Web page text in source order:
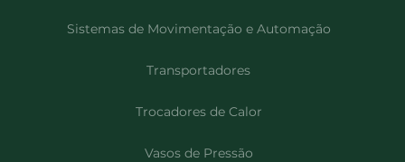
Sistemas de Movimentação e Automação
Transportadores
Trocadores de Calor
Vasos de Pressão